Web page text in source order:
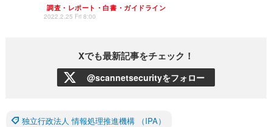
調査・レポート・白書・ガイドライン
2022.2.25 Fri 8:00
Xでも最新記事をチェック！
@scannetsecurityをフォロー
独立行政法人 情報処理推進機構 （IPA）